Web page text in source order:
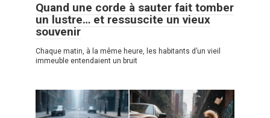
Quand une corde à sauter fait tomber
un lustre… et ressuscite un vieux
souvenir
Chaque matin, à la même heure, les habitants d’un vieil
immeuble entendaient un bruit